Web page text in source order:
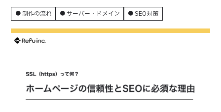
制作の流れ サーバー・ドメイン SEO対策